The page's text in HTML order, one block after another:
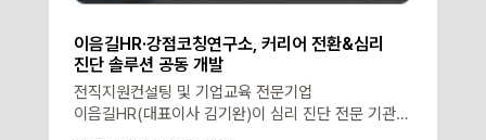
이음길HR·강점코칭연구소, 커리어 전환&심리
진단 솔루션 공동 개발
전직지원컨설팅 및 기업교육 전문기업
이음길HR(대표이사 김기완)이 심리 진단 전문 기관인
㈜강점코칭심리연구소(대표 이병걸)와 공동 개발한